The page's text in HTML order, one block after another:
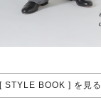
[ STYLE BOOK ] を見る